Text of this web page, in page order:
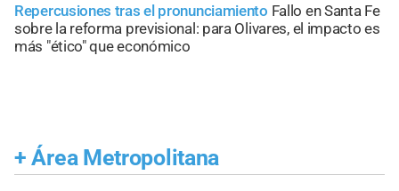
Repercusiones tras el pronunciamiento Fallo en Santa Fe
sobre la reforma previsional: para Olivares, el impacto es
más "ético" que económico
+ Área Metropolitana